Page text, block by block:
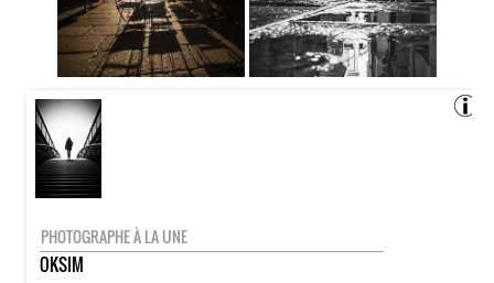
PHOTOGRAPHE À LA UNE
OKSIM